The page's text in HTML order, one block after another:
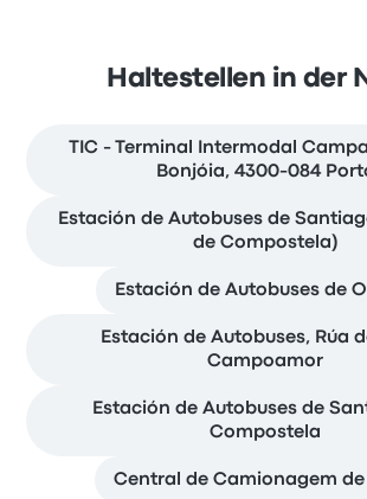
Haltestellen in der
TIC - Terminal Intermodal
Bonjóia, 4300-084
Estación de Autobuses de
de Compostela)
Estación de Autobuses de
Estación de Autobuses, Rúa
Campoamor
Estación de Autobuses de
Compostela
Central de Camionagem de